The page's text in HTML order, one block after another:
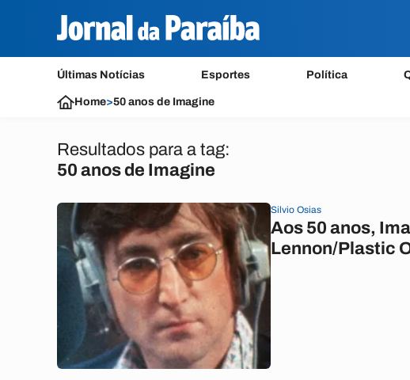
Últimas Notícias Esportes Política
Home>50 anos de Imagine
Resultados para a tag:
50 anos de Imagine
Silvio Osias
Aos 50 anos,
Lennon/Plastic